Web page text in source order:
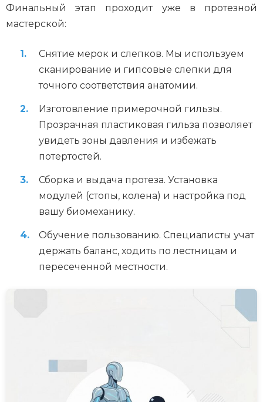
Финальный этап проходит уже в протезной
мастерской:
Снятие мерок и слепков. Мы используем
сканирование и гипсовые слепки для
точного соответствия анатомии.
Изготовление примерочной гильзы.
Прозрачная пластиковая гильза позволяет
увидеть зоны давления и избежать
потертостей.
Сборка и выдача протеза. Установка
модулей (стопы, колена) и настройка под
вашу биомеханику.
Обучение пользованию. Специалисты учат
держать баланс, ходить по лестницам и
пересеченной местности.